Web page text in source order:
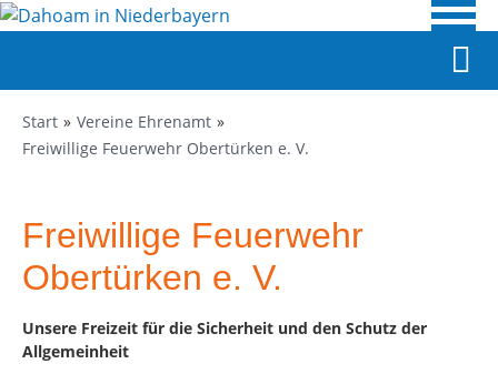
Start
Vereine Ehrenamt
Freiwillige Feuerwehr Obertürken e. V.
Freiwillige Feuerwehr
Obertürken e. V.
Unsere Freizeit für die Sicherheit und den Schutz der
Allgemeinheit